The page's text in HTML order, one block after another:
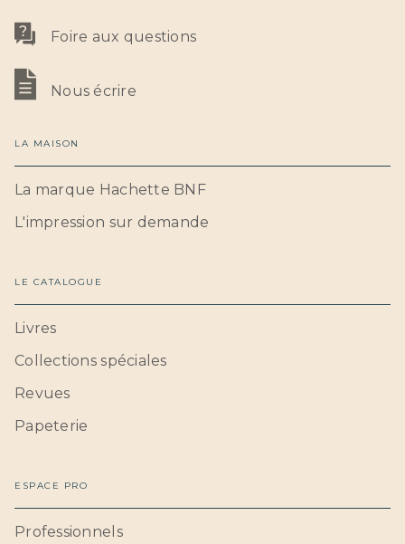
Foire aux questions
Nous écrire
LA MAISON
La marque Hachette BNF
L'impression sur demande
LE CATALOGUE
Livres
Collections spéciales
Revues
Papeterie
ESPACE PRO
Professionnels